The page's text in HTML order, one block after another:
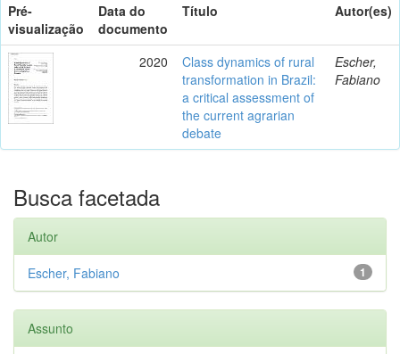
Pré-
visualização
Data do
documento
Título Autor(es)
2020
Class dynamics of rural
transformation in Brazil:
a critical assessment of
the current agrarian
debate
Escher,
Fabiano
Busca facetada
Autor
1
Escher, Fabiano
Assunto